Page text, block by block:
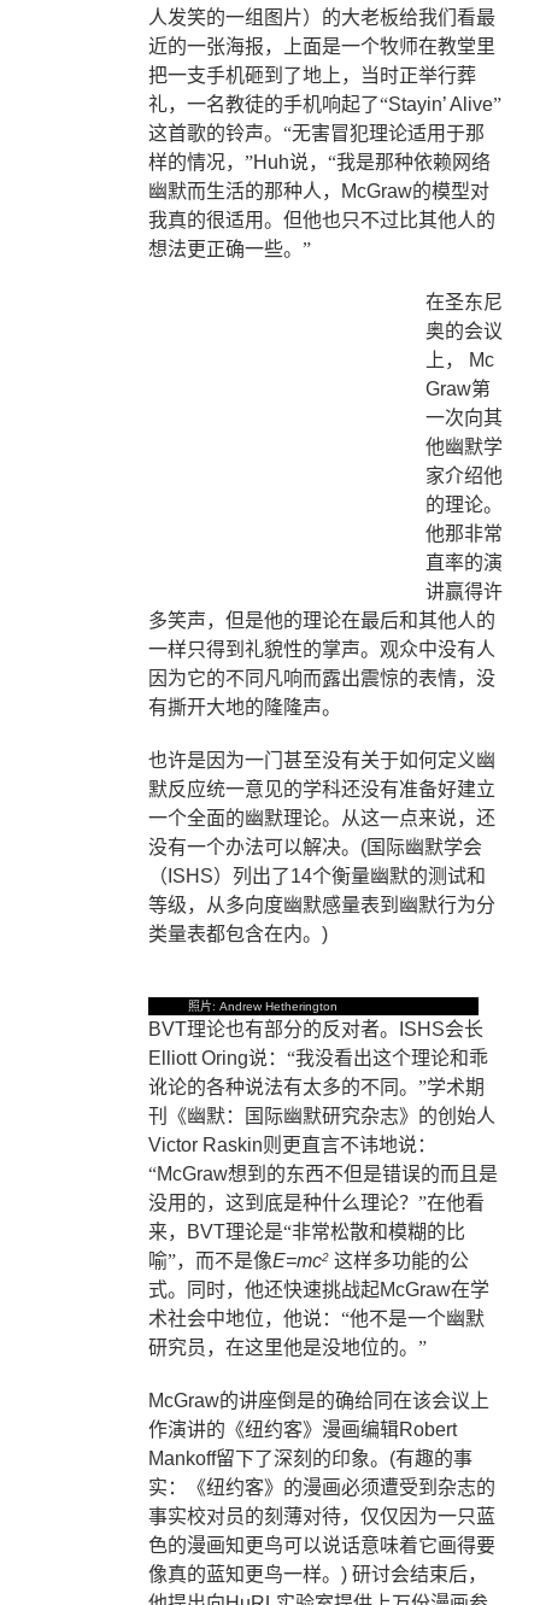
人发笑的一组图片）的大老板给我们看最
近的一张海报，上面是一个牧师在教堂里
把一支手机砸到了地上，当时正举行葬
礼，一名教徒的手机响起了“Stayin’ Alive”
这首歌的铃声。“无害冒犯理论适用于那
样的情况，”Huh说，“我是那种依赖网络
幽默而生活的那种人，
McGraw的模型对
我真的很适用。但他也只不过比其他人的
想法更正确一些。”
在圣东尼
奥的会议
上，
Mc
Graw第
一次向其
他幽默学
家介绍他
的理论。
他那非常
直率的演
讲赢得许
多笑声，但是他的理论在最后和其他人的
一样只得到礼貌性的掌声。观众中没有人
因为它的不同凡响而露出震惊的表情，没
有撕开大地的隆隆声。
也许是因为一门甚至没有关于如何定义幽
默反应统一意见的学科还没有准备好建立
一个全面的幽默理论。从这一点来说，还
没有一个办法可以解决。 (国际幽默学会
（ ISHS） 列出了14个衡量幽默的测试和
等级，从多向度幽默感量表到幽默行为分
类量表都包含在内。 )
照片: Andrew Hetherington
BVT理论也有部分的反对者。 ISHS会长
Elliott Oring说：“我没看出这个理论和乖
讹论的各种说法有太多的不同。”学术期
刊《幽默：国际幽默研究杂志》的创始人
Victor Raskin则更直言不讳地说：
“McGraw想到的东西不但是错误的而且是
没用的，这到底是种什么理论？”在他看
来，
BVT理论是“非常松散和模糊的比
喻”，而不是像E=mc2 这样多功能的公
式。同时，他还快速挑战起McGraw在学
术社会中地位，他说：“他不是一个幽默
研究员，在这里他是没地位的。”
McGraw的讲座倒是的确给同在该会议上
作演讲的《纽约客》漫画编辑Robert
Mankoff留下了深刻的印象。 (有趣的事
实：《纽约客》的漫画必须遭受到杂志的
事实校对员的刻薄对待，仅仅因为一只蓝
色的漫画知更鸟可以说话意味着它画得要
像真的蓝知更鸟一样。 ) 研讨会结束后，